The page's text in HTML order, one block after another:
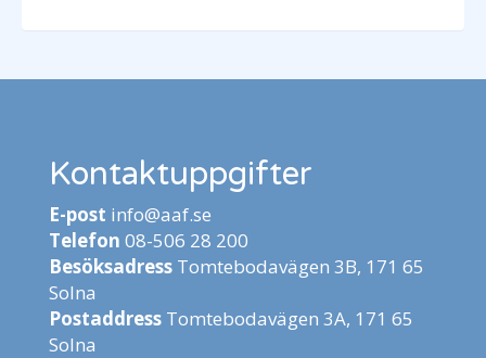
Kontaktuppgifter
E-post info@aaf.se
Telefon 08-506 28 200
Besöksadress Tomtebodavägen 3B, 171 65
Solna
Postaddress Tomtebodavägen 3A, 171 65
Solna